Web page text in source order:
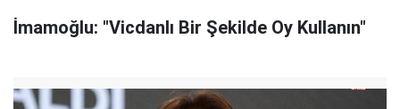
İmamoğlu: "Vicdanlı Bir Şekilde Oy Kullanın"